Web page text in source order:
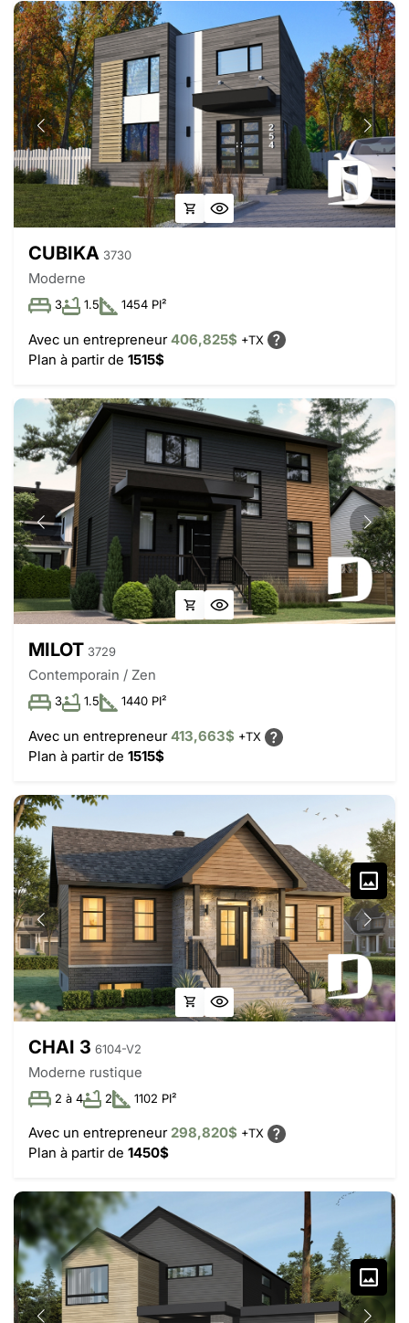
CUBIKA 3730
Moderne
3 1.5 1454 PI²
Avec un entrepreneur406,825$ +TX
Plan à partir de 1515$
MILOT 3729
Contemporain / Zen
3 1.5 1440 PI²
Avec un entrepreneur413,663$ +TX
Plan à partir de 1515$
CHAI 3 6104-V2
Moderne rustique
2 à 4 2 1102 PI²
Avec un entrepreneur298,820$ +TX
Plan à partir de 1450$